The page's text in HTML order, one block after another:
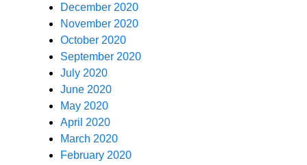
December 2020
November 2020
October 2020
September 2020
July 2020
June 2020
May 2020
April 2020
March 2020
February 2020